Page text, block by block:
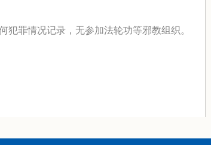
罪情况记录，无参加法轮功等邪教组织。